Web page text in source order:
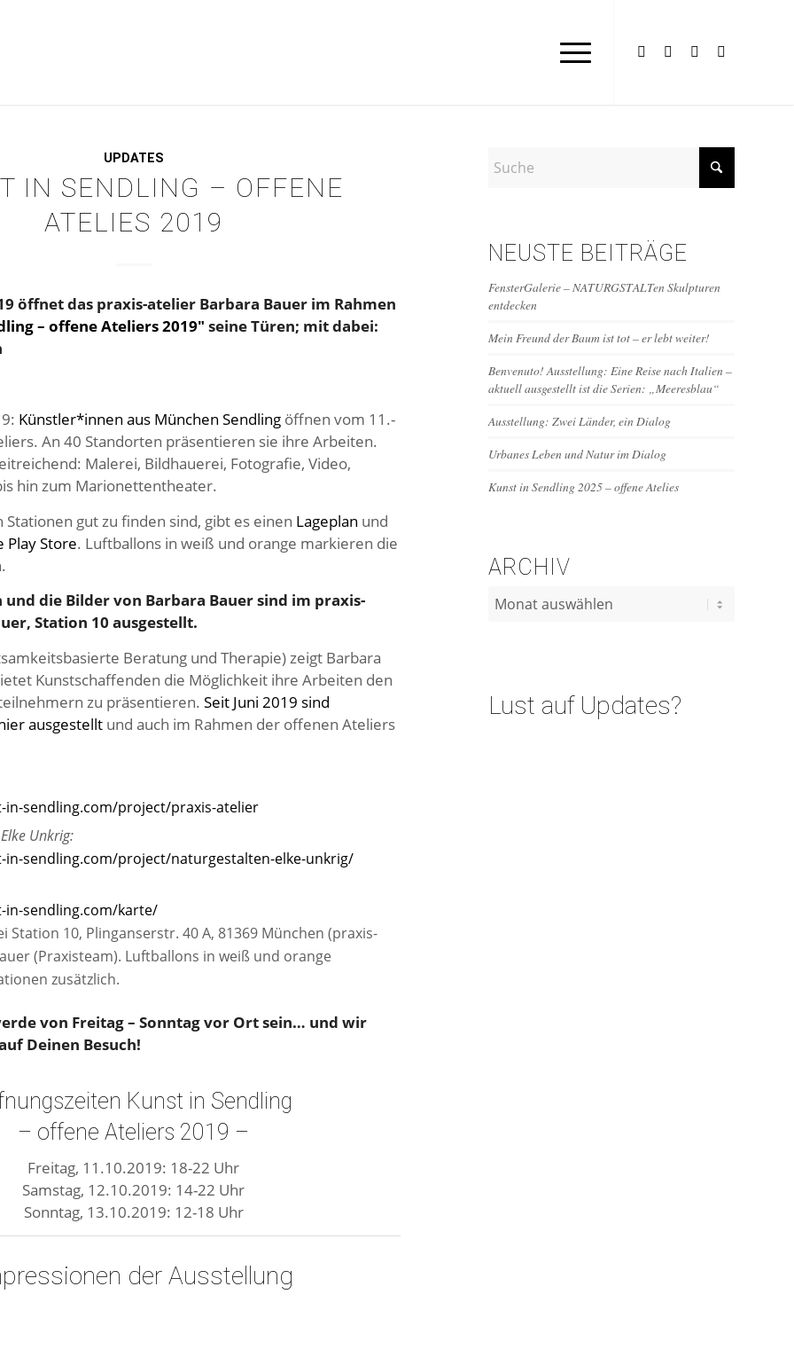
UPDATES
IN SENDLING – OFFENE
ATELIES 2019
öffnet das praxis-atelier Barbara Bauer im Rahmen
– offene Ateliers 2019″ seine Türen; mit dabei:
Künstler*innen aus München Sendling öffnen vom 11.-
An 40 Standorten präsentieren sie ihre Arbeiten.
Malerei, Bildhauerei, Fotografie, Video,
hin zum Marionettentheater.
gut zu finden sind, gibt es einen Lageplan und
Play Store. Luftballons in weiß und orange markieren die
und die Bilder von Barbara Bauer sind im praxis-
Station 10 ausgestellt.
Beratung und Therapie) zeigt Barbara
Kunstschaffenden die Möglichkeit ihre Arbeiten den
zu präsentieren. Seit Juni 2019 sind
ausgestellt und auch im Rahmen der offenen Ateliers
sendling.com/project/praxis-atelier
Elke Unkrig:
sendling.com/project/naturgestalten-elke-unkrig/
sendling.com/karte/
Station 10, Plinganserstr. 40 A, 81369 München (praxis-
(Praxisteam). Luftballons in weiß und orange
zusätzlich.
von Freitag – Sonntag vor Ort sein… und wir
Deinen Besuch!
Kunst in Sendling
– offene Ateliers 2019 –
Freitag, 11.10.2019: 18-22 Uhr
Samstag, 12.10.2019: 14-22 Uhr
Sonntag, 13.10.2019: 12-18 Uhr
der Ausstellung
NEUSTE BEITRÄGE
FensterGalerie – NATURGSTALTen Skulpturen
entdecken
Mein Freund der Baum ist tot – er lebt weiter!
Benvenuto! Ausstellung: Eine Reise nach Italien –
aktuell ausgestellt ist die Serien: „Meeresblau“
Ausstellung: Zwei Länder, ein Dialog
Urbanes Leben und Natur im Dialog
Kunst in Sendling 2025 – offene Atelies
ARCHIV
Lust auf Updates?